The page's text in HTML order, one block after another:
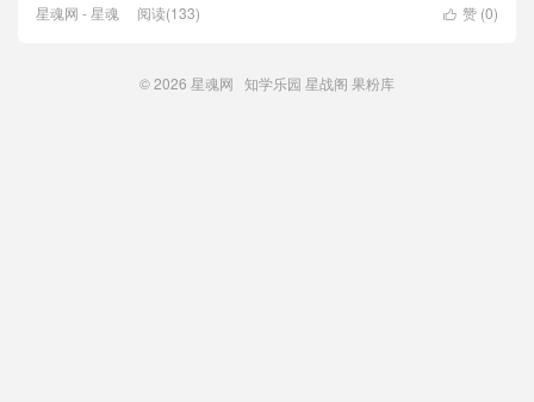
 赞 (0)
星魂网 - 星魂 阅读(133)
© 2026 星魂网 知学乐园 星战阁 果粉库